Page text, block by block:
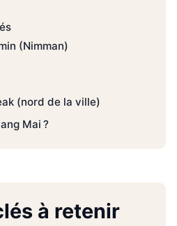
(Nimman)
(nord de la ville)
Mai ?
à retenir